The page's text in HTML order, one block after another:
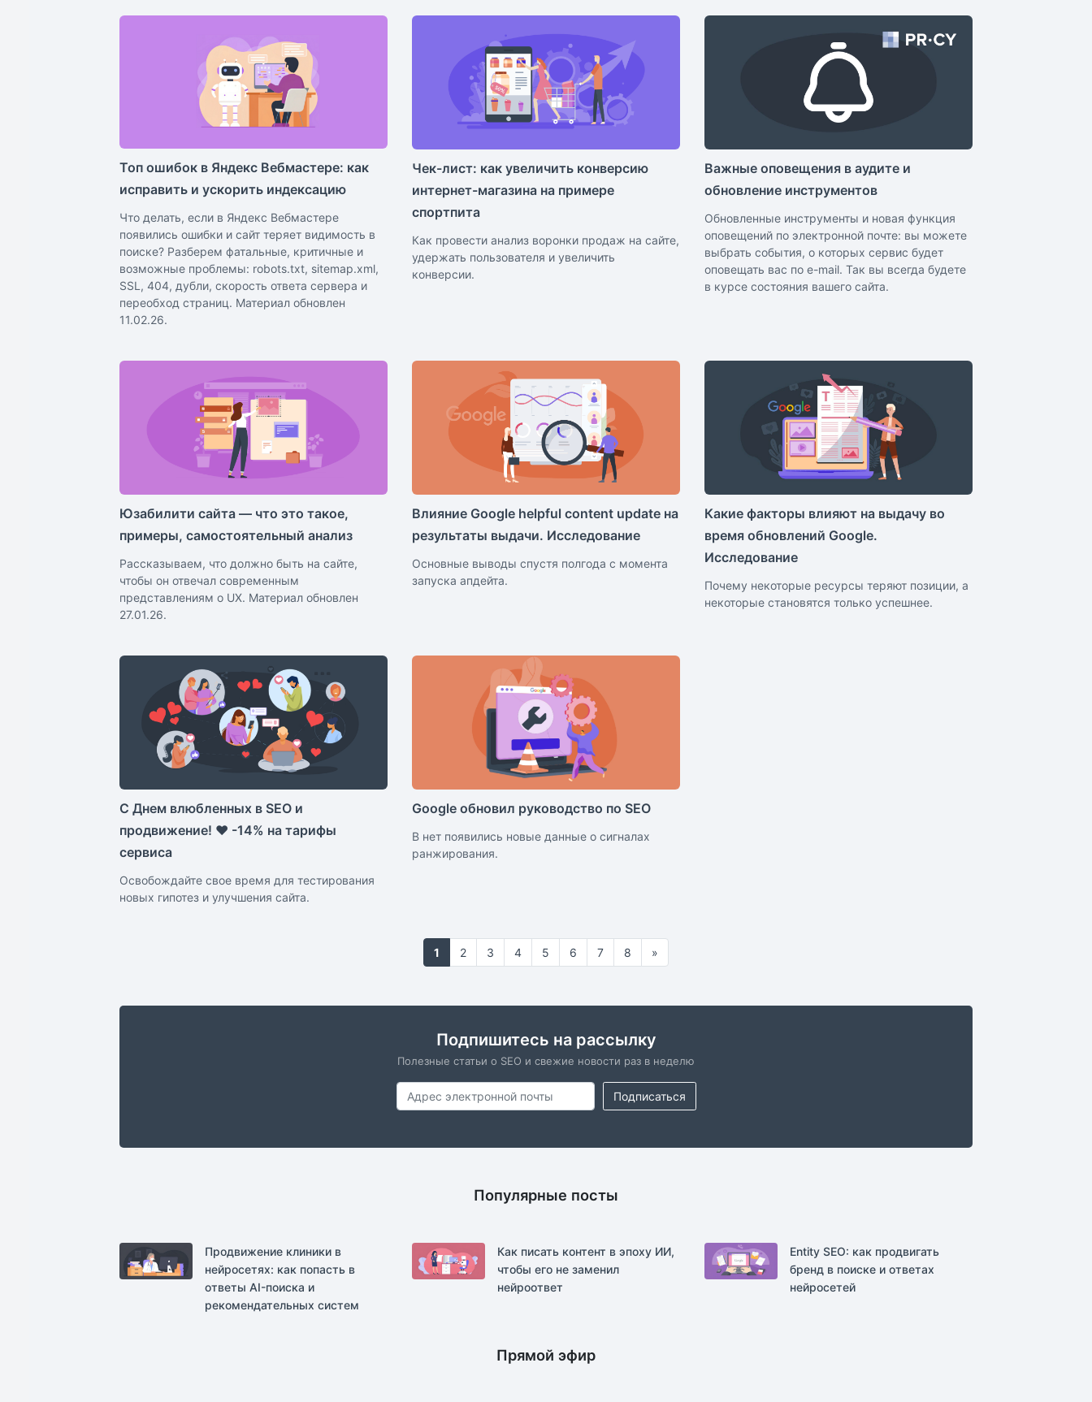
Топ ошибок в Яндекс Вебмастере: как
исправить и ускорить индексацию
Что делать, если в Яндекс Вебмастере
появились ошибки и сайт теряет видимость в
поиске? Разберем фатальные, критичные и
возможные проблемы: robots.txt, sitemap.xml,
SSL, 404, дубли, скорость ответа сервера и
переобход страниц. Материал обновлен
11.02.26.
Чек-лист: как увеличить конверсию
интернет-магазина на примере
спортпита
Как провести анализ воронки продаж на сайте,
удержать пользователя и увеличить
конверсии.
Важные оповещения в аудите и
обновление инструментов
Обновленные инструменты и новая функция
оповещений по электронной почте: вы можете
выбрать события, о которых сервис будет
оповещать вас по e-mail. Так вы всегда будете
в курсе состояния вашего сайта.
Юзабилити сайта — что это такое,
примеры, самостоятельный анализ
Рассказываем, что должно быть на сайте,
чтобы он отвечал современным
представлениям о UX. Материал обновлен
27.01.26.
Влияние Google helpful content update на
результаты выдачи. Исследование
Основные выводы спустя полгода с момента
запуска апдейта.
Какие факторы влияют на выдачу во
время обновлений Google.
Исследование
Почему некоторые ресурсы теряют позиции, а
некоторые становятся только успешнее.
С Днем влюбленных в SEO и
продвижение! ❤ -14% на тарифы
сервиса
Освобождайте свое время для тестирования
новых гипотез и улучшения сайта.
Google обновил руководство по SEO
В нет появились новые данные о сигналах
ранжирования.
1 2 3 4 5 6 7 8 »
Подпишитесь на рассылку
Полезные статьи о SEO и свежие новости раз в неделю
Подписаться
Популярные посты
Продвижение клиники в
нейросетях: как попасть в
ответы AI-поиска и
рекомендательных систем
Как писать контент в эпоху ИИ,
чтобы его не заменил
нейроответ
Entity SEO: как продвигать
бренд в поиске и ответах
нейросетей
Прямой эфир